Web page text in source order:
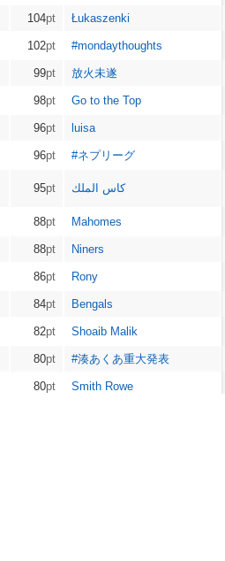
104pt Łukaszenki
102pt #mondaythoughts
99pt 放火未遂
98pt Go to the Top
96pt luisa
96pt #ネプリーグ
95pt كاس الملك
88pt Mahomes
88pt Niners
86pt Rony
84pt Bengals
82pt Shoaib Malik
80pt #湊あくあ重大発表
80pt Smith Rowe